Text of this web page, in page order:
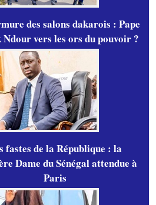
des salons dakarois : Pape
vers les ors du pouvoir ?
fastes de la République : la
Dame du Sénégal attendue à
Paris